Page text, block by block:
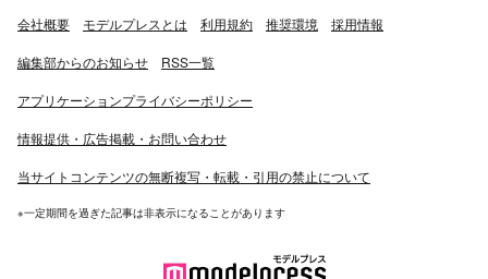
会社概要 モデルプレスとは 利用規約 推奨環境 採用情報
編集部からのお知らせ RSS一覧
アプリケーションプライバシーポリシー
情報提供・広告掲載・お問い合わせ
当サイトコンテンツの無断複写・転載・引用の禁止について
※一定期間を過ぎた記事は非表示になることがあります